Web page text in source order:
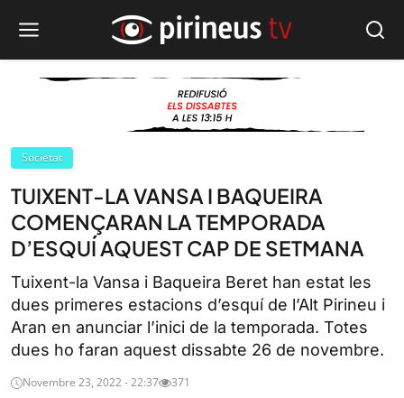
Societat
TUIXENT-LA VANSA I BAQUEIRA
COMENÇARAN LA TEMPORADA
D’ESQUÍ AQUEST CAP DE SETMANA
Tuixent-la Vansa i Baqueira Beret han estat les
dues primeres estacions d’esquí de l’Alt Pirineu i
Aran en anunciar l’inici de la temporada. Totes
dues ho faran aquest dissabte 26 de novembre.
Novembre 23, 2022 - 22:37 371